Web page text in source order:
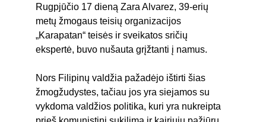
Rugpjūčio 17 dieną Zara Alvarez, 39-erių
metų žmogaus teisių organizacijos
„Karapatan“ teisės ir sveikatos sričių
ekspertė, buvo nušauta grįžtanti į namus.
Nors Filipinų valdžia pažadėjo ištirti šias
žmogžudystes, tačiau jos yra siejamos su
vykdoma valdžios politika, kuri yra nukreipta